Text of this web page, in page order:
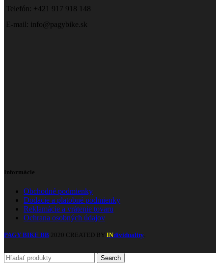
Telefón: +421 917 918 148
E-mail: info@pagybike.sk
Informácie
Obchodné podmienky
Dodacie a platobné podmienky
Reklamácie a vrátenie tovaru
Ochrana osobných údajov
PAGY BIKE BB 2020 CREATED BY INdividuality
Search